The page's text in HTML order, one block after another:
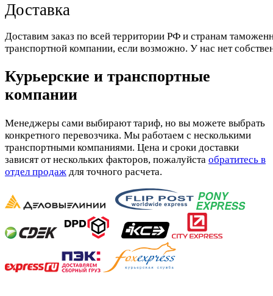
Доставка
Доставим заказ по всей территории РФ и странам
транспортной компании, если возможно. У нас нет
Курьерские и транспортные
компании
Менеджеры сами выбирают тариф, но вы можете выбрать
конкретного перевозчика. Мы работаем с несколькими
транспортными компаниями. Цена и сроки доставки
зависят от нескольких факторов, пожалуйста обратитесь в
отдел продаж для точного расчета.